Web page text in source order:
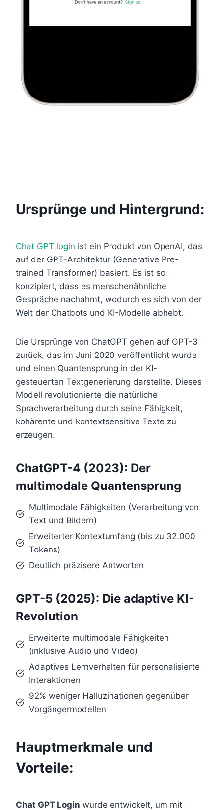
Ursprünge und Hintergrund:
Chat GPT login ist ein Produkt von OpenAI, das
auf der GPT-Architektur (Generative Pre-
trained Transformer) basiert. Es ist so
konzipiert, dass es menschenähnliche
Gespräche nachahmt, wodurch es sich von der
Welt der Chatbots und KI-Modelle abhebt.
Die Ursprünge von ChatGPT gehen auf GPT-3
zurück, das im Juni 2020 veröffentlicht wurde
und einen Quantensprung in der KI-
gesteuerten Textgenerierung darstellte. Dieses
Modell revolutionierte die natürliche
Sprachverarbeitung durch seine Fähigkeit,
kohärente und kontextsensitive Texte zu
erzeugen.
ChatGPT-4 (2023): Der
multimodale Quantensprung
Multimodale Fähigkeiten (Verarbeitung von
Text und Bildern)
Erweiterter Kontextumfang (bis zu 32.000
Tokens)
Deutlich präzisere Antworten
GPT-5 (2025): Die adaptive KI-
Revolution
Erweiterte multimodale Fähigkeiten
(inklusive Audio und Video)
Adaptives Lernverhalten für personalisierte
Interaktionen
92% weniger Halluzinationen gegenüber
Vorgängermodellen
Hauptmerkmale und
Vorteile:
Chat GPT Login wurde entwickelt, um mit